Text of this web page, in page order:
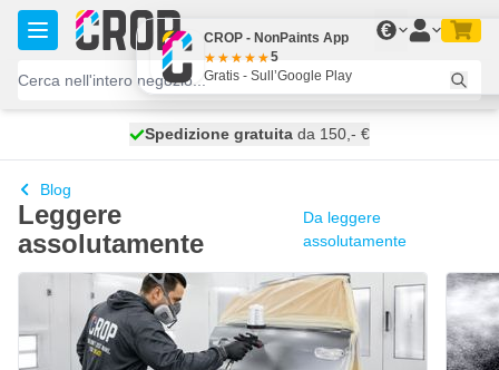
Salta al contenuto
€
spedito oggi
Spedizione gratuita da 150,- €
100 giorni
Blog
Leggere
assolutamente
Da leggere
assolutamente
CROP - NonPaints App
5
Gratis - Sull’Google Play